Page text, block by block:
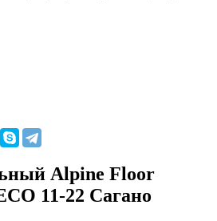
Alpine Floor
11-22 Сагано